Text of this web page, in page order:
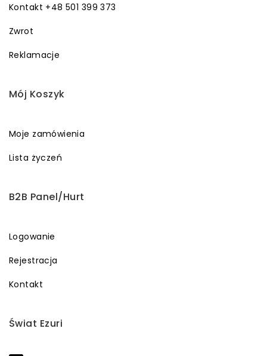
Kontakt +48 501 399 373
Zwrot
Reklamacje
Mój Koszyk
Moje zamówienia
Lista życzeń
B2B Panel/Hurt
Logowanie
Rejestracja
Kontakt
Świat Ezuri